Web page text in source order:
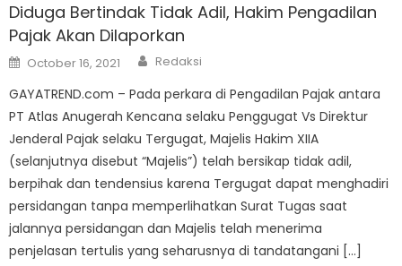
Diduga Bertindak Tidak Adil, Hakim Pengadilan
Pajak Akan Dilaporkan
Posted
on
October 16, 2021 Author
Redaksi
GAYATREND.com – Pada perkara di Pengadilan Pajak antara
PT Atlas Anugerah Kencana selaku Penggugat Vs Direktur
Jenderal Pajak selaku Tergugat, Majelis Hakim XIIA
(selanjutnya disebut “Majelis”) telah bersikap tidak adil,
berpihak dan tendensius karena Tergugat dapat menghadiri
persidangan tanpa memperlihatkan Surat Tugas saat
jalannya persidangan dan Majelis telah menerima
penjelasan tertulis yang seharusnya di tandatangani […]